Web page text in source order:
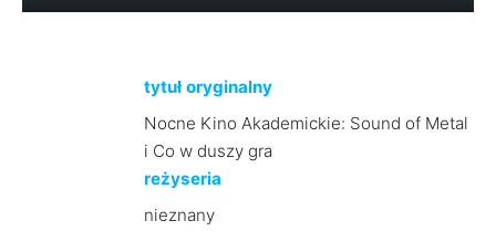
tytuł oryginalny
Nocne Kino Akademickie: Sound of Metal
i Co w duszy gra
reżyseria
nieznany